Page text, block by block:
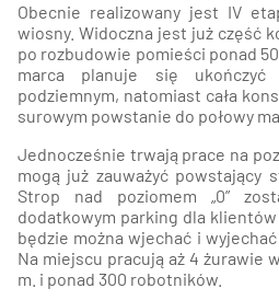
Obecnie realizowany jest IV
wiosny. Widoczna jest już część
po rozbudowie pomieści ponad
marca planuje się
podziemnym, natomiast cała
surowym powstanie do połowy
Jednocześnie trwają prace na
mogą już zauważyć powstający
Strop nad poziomem „0”
dodatkowym parking dla klientów
będzie można wjechać i
Na miejscu pracują aż 4 żurawie
m. i ponad 300 robotników.